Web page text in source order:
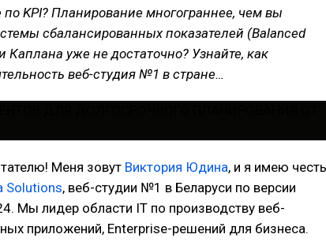
KPI? Планирование многограннее, чем вы
сбалансированных показателей (Balanced
Каплана уже не достаточно? Узнайте, как
веб-студия №1 в стране…
Меня зовут Виктория Юдина, и я имею честь
Solutions, веб-студии №1 в Беларуси по версии
Мы лидер области IT по производству веб-
приложений, Enterprise-решений для бизнеса.